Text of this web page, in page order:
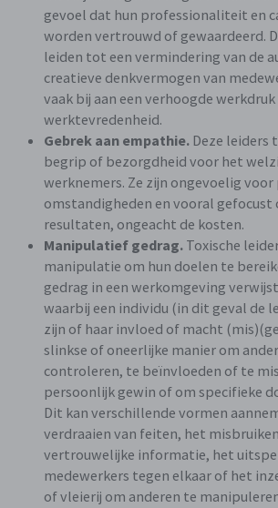
gevoel dat hun professionaliteit en
worden vertrouwd of gewaardeerd.
leiden tot een vermindering van de
creatieve denkvermogen van
vaak bij aan een verhoogde werkdruk
werktevredenheid.
Gebrek aan empathie. Deze leiders
begrip of bezorgdheid voor het
werknemers. Ze zijn ongevoelig
omstandigheden en vooral gefocust
resultaten, ongeacht de kosten.
Manipulatief gedrag. Toxische
manipulatie om hun doelen te
gedrag in een werkomgeving
waarbij een individu (in dit geval de
zijn of haar invloed of macht
slinkse of oneerlijke manier om
controleren, te beïnvloeden of te
persoonlijk gewin of om specifieke
Dit kan verschillende vormen
verdraaien van feiten, het
vertrouwelijke informatie, het
medewerkers tegen elkaar of het
of vleierij om anderen te